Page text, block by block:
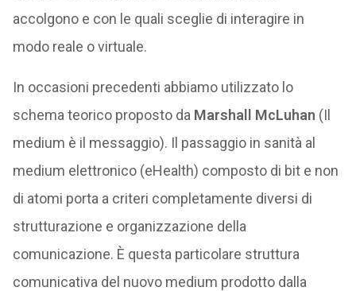
accolgono e con le quali sceglie di interagire in
modo reale o virtuale.
In occasioni precedenti abbiamo utilizzato lo
schema teorico proposto da Marshall McLuhan (Il
medium è il messaggio). Il passaggio in sanità al
medium elettronico (eHealth) composto di bit e non
di atomi porta a criteri completamente diversi di
strutturazione e organizzazione della
comunicazione. È questa particolare struttura
comunicativa del nuovo medium prodotto dalla